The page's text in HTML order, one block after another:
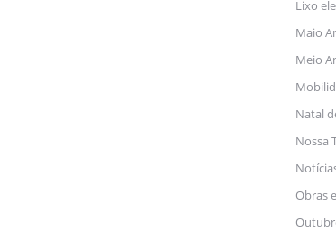
Lixo
Maio
Meio
Natal
Nossa
Obras